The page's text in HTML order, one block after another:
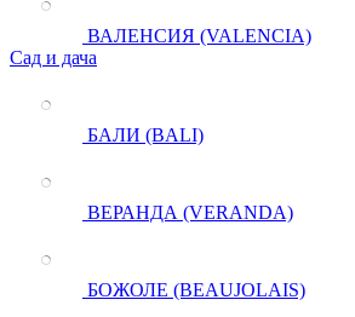
ВАЛЕНСИЯ (VALENCIA)
Сад и дача
БАЛИ (BALI)
ВЕРАНДА (VERANDA)
БОЖОЛЕ (BEAUJOLAIS)